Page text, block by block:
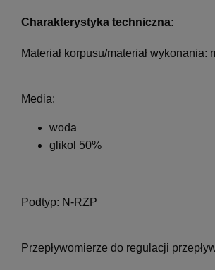
Charakterystyka techniczna:
Materiał korpusu/materiał wykonania:
Media:
woda
glikol 50%
Podtyp: N-RZP
Przepływomierze do regulacji